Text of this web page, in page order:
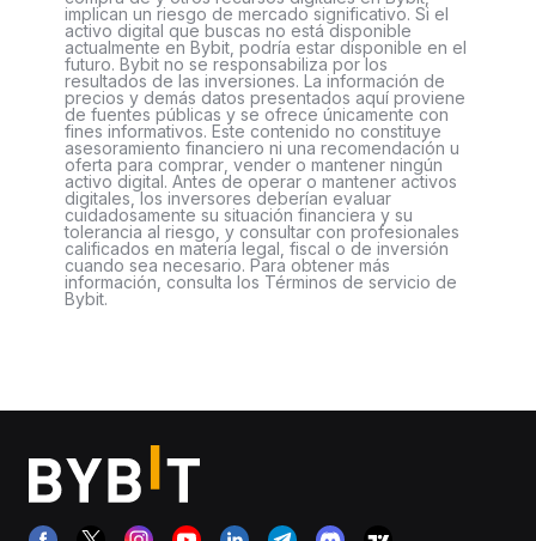
implican un riesgo de mercado significativo. Si el
activo digital que buscas no está disponible
actualmente en Bybit, podría estar disponible en el
futuro. Bybit no se responsabiliza por los
resultados de las inversiones. La información de
precios y demás datos presentados aquí proviene
de fuentes públicas y se ofrece únicamente con
fines informativos. Este contenido no constituye
asesoramiento financiero ni una recomendación u
oferta para comprar, vender o mantener ningún
activo digital. Antes de operar o mantener activos
digitales, los inversores deberían evaluar
cuidadosamente su situación financiera y su
tolerancia al riesgo, y consultar con profesionales
calificados en materia legal, fiscal o de inversión
cuando sea necesario. Para obtener más
información, consulta los Términos de servicio de
Bybit.